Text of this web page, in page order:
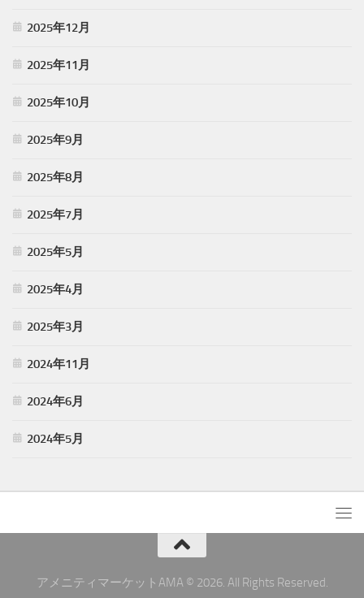
2025年12月
2025年11月
2025年10月
2025年9月
2025年8月
2025年7月
2025年5月
2025年4月
2025年3月
2024年11月
2024年6月
2024年5月
アメニティマーケットAMA © 2026. All Rights Reserved.